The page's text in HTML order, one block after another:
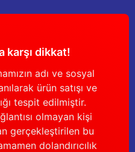
karşı dikkat!
adı ve sosyal
ürün satışı ve
tespit edilmiştir.
olmayan kişi
gerçekleştirilen bu
dolandırıcılık